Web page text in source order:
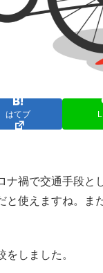
はてブ
禍で交通手段と
使えますね。ま
しました。